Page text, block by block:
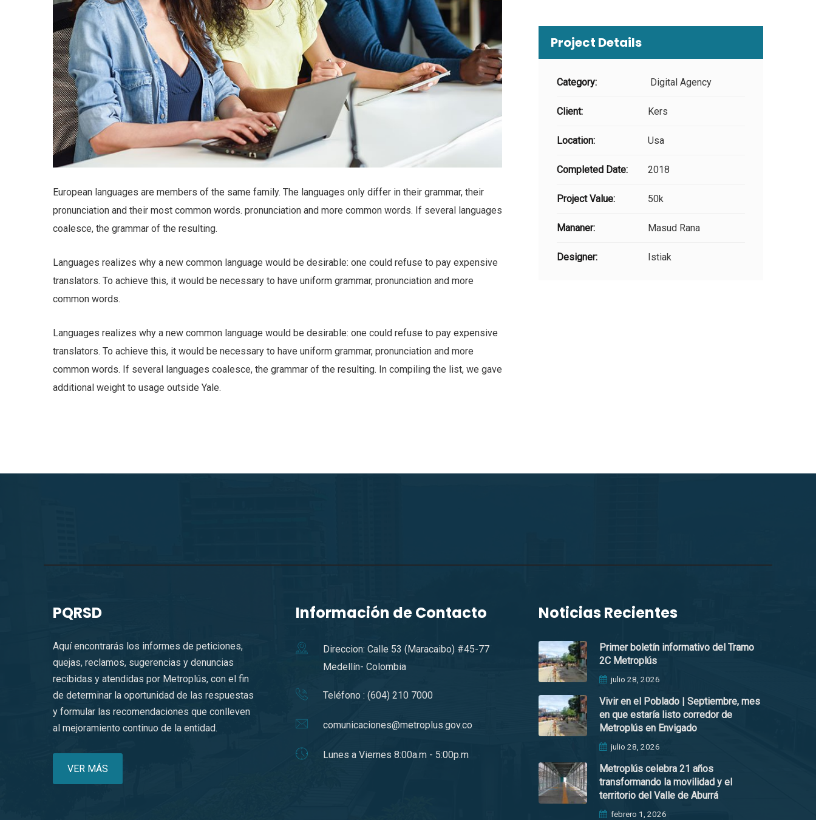
European languages are members of the same family. The languages only differ in their grammar, their
pronunciation and their most common words. pronunciation and more common words. If several languages
coalesce, the grammar of the resulting.
Languages realizes why a new common language would be desirable: one could refuse to pay expensive
translators. To achieve this, it would be necessary to have uniform grammar, pronunciation and more
common words.
Languages realizes why a new common language would be desirable: one could refuse to pay expensive
translators. To achieve this, it would be necessary to have uniform grammar, pronunciation and more
common words. If several languages coalesce, the grammar of the resulting. In compiling the list, we gave
additional weight to usage outside Yale.
Project Details
Category: Digital Agency
Client: Kers
Location: Usa
Completed Date: 2018
Project Value: 50k
Mananer: Masud Rana
Designer: Istiak
PQRSD
Aquí encontrarás los informes de peticiones,
quejas, reclamos, sugerencias y denuncias
recibidas y atendidas por Metroplús, con el fin
de determinar la oportunidad de las respuestas
y formular las recomendaciones que conlleven
al mejoramiento continuo de la entidad.
VER MÁS
Información de Contacto
Direccion: Calle 53 (Maracaibo) #45-77
Medellín- Colombia
Teléfono : (604) 210 7000
comunicaciones@metroplus.gov.co
Lunes a Viernes 8:00a.m - 5:00p.m
Noticias Recientes
Primer boletín informativo del Tramo
2C Metroplús
julio 28, 2026
Vivir en el Poblado | Septiembre, mes
en que estaría listo corredor de
Metroplús en Envigado
julio 28, 2026
Metroplús celebra 21 años
transformando la movilidad y el
territorio del Valle de Aburrá
febrero 1, 2026